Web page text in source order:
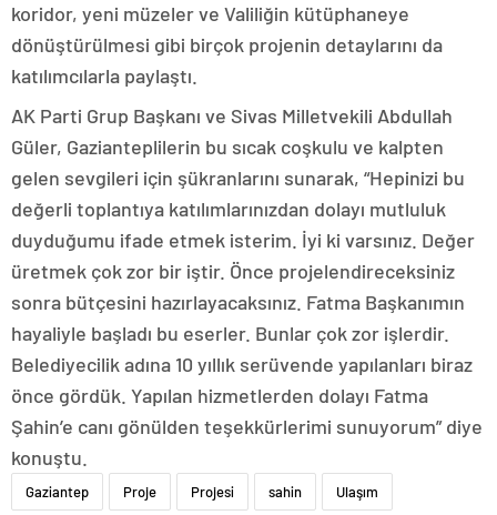
koridor, yeni müzeler ve Valiliğin kütüphaneye
dönüştürülmesi gibi birçok projenin detaylarını da
katılımcılarla paylaştı.
AK Parti Grup Başkanı ve Sivas Milletvekili Abdullah
Güler, Gazianteplilerin bu sıcak coşkulu ve kalpten
gelen sevgileri için şükranlarını sunarak, “Hepinizi bu
değerli toplantıya katılımlarınızdan dolayı mutluluk
duyduğumu ifade etmek isterim. İyi ki varsınız. Değer
üretmek çok zor bir iştir. Önce projelendireceksiniz
sonra bütçesini hazırlayacaksınız. Fatma Başkanımın
hayaliyle başladı bu eserler. Bunlar çok zor işlerdir.
Belediyecilik adına 10 yıllık serüvende yapılanları biraz
önce gördük. Yapılan hizmetlerden dolayı Fatma
Şahin’e canı gönülden teşekkürlerimi sunuyorum” diye
konuştu.
Gaziantep Proje Projesi sahin Ulaşım